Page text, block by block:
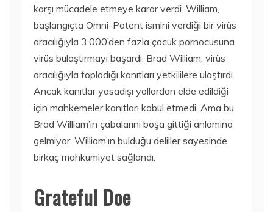
karşı mücadele etmeye karar verdi. William,
başlangıçta Omni-Potent ismini verdiği bir virüs
aracılığıyla 3.000’den fazla çocuk pornocusuna
virüs bulaştırmayı başardı. Brad William, virüs
aracılığıyla topladığı kanıtları yetkililere ulaştırdı.
Ancak kanıtlar yasadışı yollardan elde edildiği
için mahkemeler kanıtları kabul etmedi. Ama bu
Brad William’ın çabalarını boşa gittiği anlamına
gelmiyor. William’ın bulduğu deliller sayesinde
birkaç mahkumiyet sağlandı.
Grateful Doe